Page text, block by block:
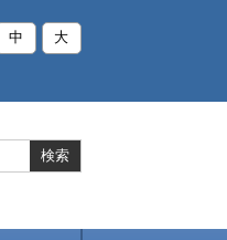
中 大